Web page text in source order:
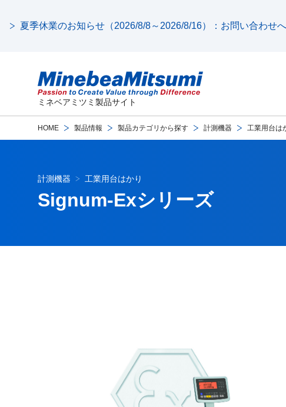
夏季休業のお知らせ（2026/8/8～2026/8/16）：お問い合わせ
ミネベアミツミ製品サイト
HOME 製品情報 製品カテゴリから探す 計測機器 工業用台は
計測機器 工業用台はかり
Signum-Exシリーズ